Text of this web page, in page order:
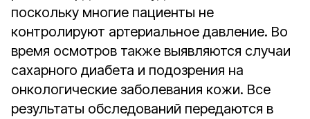
поскольку многие пациенты не
контролируют артериальное давление. Во
время осмотров также выявляются случаи
сахарного диабета и подозрения на
онкологические заболевания кожи. Все
результаты обследований передаются в